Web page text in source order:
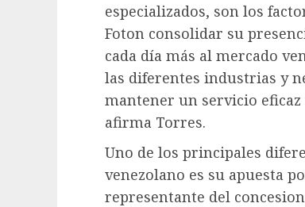
especializados, son los
Foton consolidar su
cada día más al mercado
las diferentes industrias y
mantener un servicio eficaz
afirma Torres.
Uno de los principales
venezolano es su apuesta
representante del